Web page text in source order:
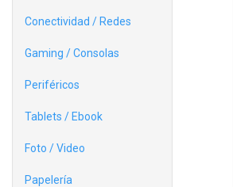
Conectividad / Redes
Gaming / Consolas
Periféricos
Tablets / Ebook
Foto / Video
Papelería